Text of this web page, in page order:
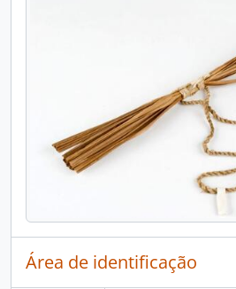
Área de identificação